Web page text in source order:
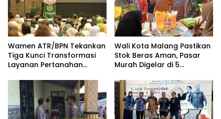
Wamen ATR/BPN Tekankan
Tiga Kunci Transformasi
Layanan Pertanahan
IPPAT
Wali Kota Malang Pastikan
Stok Beras Aman, Pasar
Murah Digelar di 5